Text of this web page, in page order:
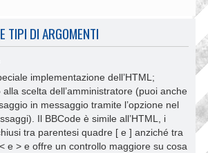
TIPI DI ARGOMENTI
implementazione dell’HTML;
alla scelta dell’amministratore (puoi anche
in messaggio tramite l’opzione nel
Il BBCode è simile all’HTML, i
tra parentesi quadre [ e ] anziché tra
e > e offre un controllo maggiore su cosa